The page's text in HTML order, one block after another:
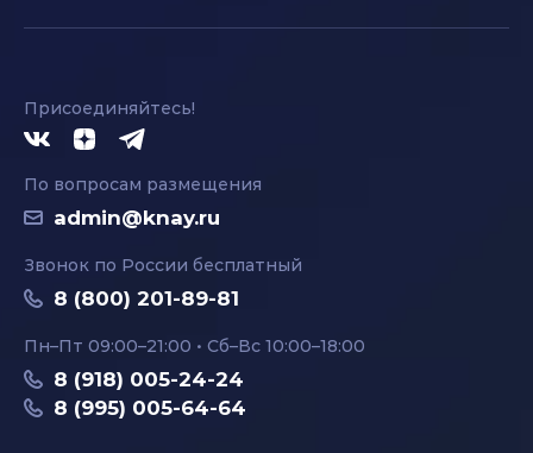
Присоединяйтесь!
По вопросам размещения
admin@knay.ru
Звонок по России бесплатный
8 (800) 201-89-81
Пн–Пт 09:00–21:00 • Сб–Вс 10:00–18:00
8 (918) 005-24-24
8 (995) 005-64-64